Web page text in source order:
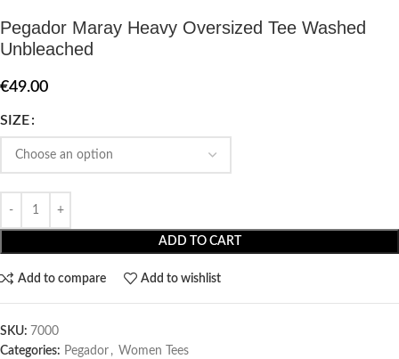
Pegador Maray Heavy Oversized Tee Washed
Unbleached
€49.00
SIZE
ADD TO CART
Add to compare Add to wishlist
SKU: 7000
Categories: Pegador​ , Women Tees